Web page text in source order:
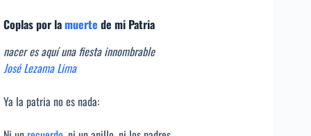
Coplas por lamuerte de mi Patria
nacer es aquí una fiesta innombrable
José Lezama Lima
Ya la patria no es nada: